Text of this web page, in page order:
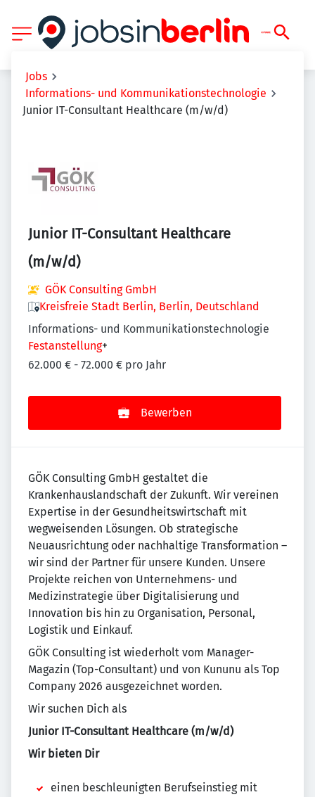
Jobs
Informations- und Kommunikationstechnologie
Junior IT-Consultant Healthcare (m/w/d)
Junior IT-Consultant Healthcare
(m/w/d)
GÖK Consulting GmbH
Kreisfreie Stadt Berlin, Berlin, Deutschland
Informations- und Kommunikationstechnologie
Festanstellung+
62.000 € - 72.000 € pro Jahr
Bewerben
GÖK Consulting GmbH gestaltet die
Krankenhauslandschaft der Zukunft. Wir vereinen
Expertise in der Gesundheitswirtschaft mit
wegweisenden Lösungen. Ob strategische
Neuausrichtung oder nachhaltige Transformation –
wir sind der Partner für unsere Kunden. Unsere
Projekte reichen von Unternehmens- und
Medizinstrategie über Digitalisierung und
Innovation bis hin zu Organisation, Personal,
Logistik und Einkauf.
GÖK Consulting ist wiederholt vom Manager-
Magazin (Top-Consultant) und von Kununu als Top
Company 2026 ausgezeichnet worden.
Wir suchen Dich als
Junior IT-Consultant Healthcare (m/w/d)
Wir bieten Dir
einen beschleunigten Berufseinstieg mit